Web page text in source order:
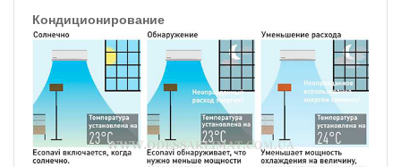
Кондиционирование